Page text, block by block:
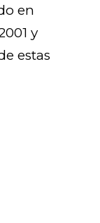
en
y
estas